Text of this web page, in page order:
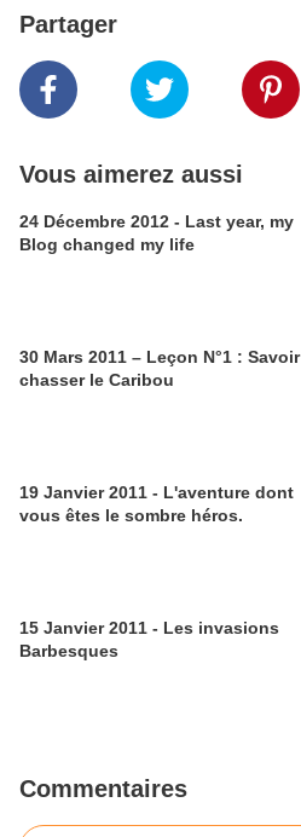
Partager
Vous aimerez aussi
24 Décembre 2012 - Last year, my
Blog changed my life
30 Mars 2011 – Leçon N°1 : Savoir
chasser le Caribou
19 Janvier 2011 - L'aventure dont
vous êtes le sombre héros.
15 Janvier 2011 - Les invasions
Barbesques
Commentaires